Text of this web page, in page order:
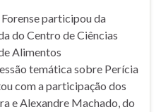
participou da
do Centro de Ciências
Alimentos
temática sobre Perícia
com a participação dos
e Alexandre Machado, do